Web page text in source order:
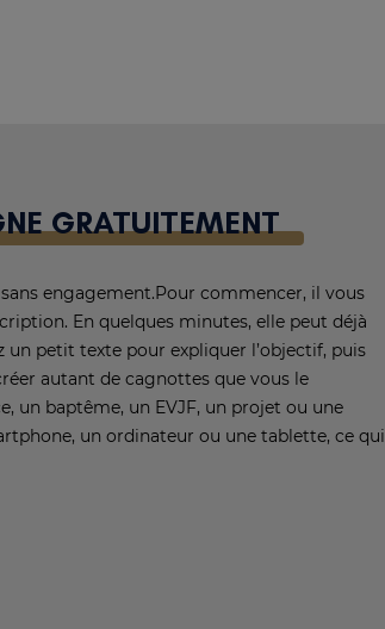
GRATUITEMENT
engagement.Pour commencer, il vous
En quelques minutes, elle peut déjà
petit texte pour expliquer l’objectif, puis
autant de cagnottes que vous le
un baptême, un EVJF, un projet ou une
un ordinateur ou une tablette, ce qui